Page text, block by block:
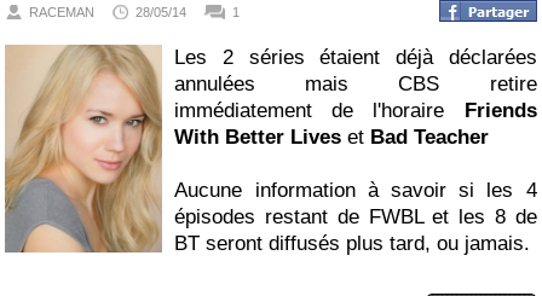
RACEMAN 28/05/14 1
Les 2 séries étaient déjà déclarées
annulées mais CBS retire
immédiatement de l'horaire Friends
With Better Liveset Bad Teacher
Aucune information à savoir si les 4
épisodes restant de FWBL et les 8 de
BT seront diffusés plus tard, ou jamais.